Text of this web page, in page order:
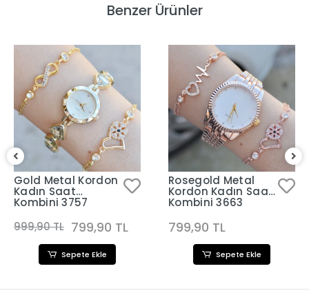
Benzer Ürünler
Gold Metal Kordon
Kadın Saat
Kombini 3757
999,90 TL 799,90 TL
Sepete Ekle
Rosegold Metal
Kordon Kadın Saat
Kombini 3663
799,90 TL
Sepete Ekle